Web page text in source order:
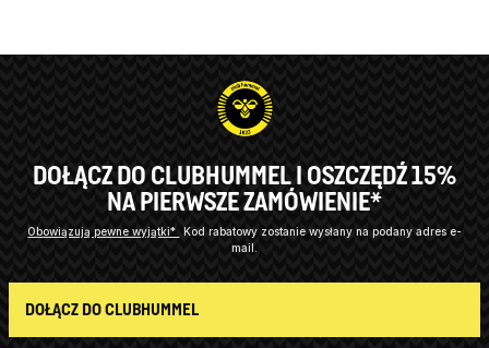
DOŁĄCZ DO CLUBHUMMEL I OSZCZĘDŹ 15%
NA PIERWSZE ZAMÓWIENIE*
Obowiązują pewne wyjątki*
Kod rabatowy zostanie wysłany na podany adres e-
mail.
DOŁĄCZ DO CLUBHUMMEL